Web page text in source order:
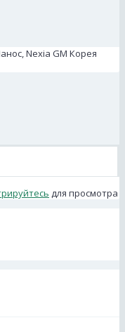
Nexia GM Корея
для просмотра